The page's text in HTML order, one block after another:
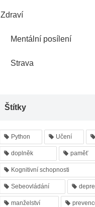
Zdraví
Mentální posílení
Strava
Štítky
Python Učení
doplněk paměť
Kognitivní schopnosti
Sebeovládání
manželství